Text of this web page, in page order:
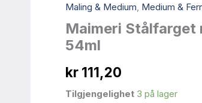
Maling & Medium Medium &
Maimeri Stålfarget
54ml
kr 111,20
Tilgjengelighet 3 på lager